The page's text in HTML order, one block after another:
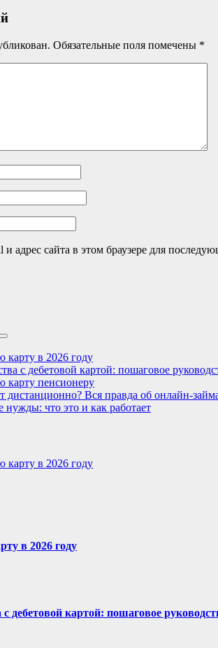
Обязательные поля помечены *
адрес сайта в этом браузере для
карту в 2026 году
с дебетовой картой: пошаговое
карту пенсионеру
дистанционно? Вся правда об онлайн-
что это и как работает
карту в 2026 году
в 2026 году
дебетовой картой: пошаговое